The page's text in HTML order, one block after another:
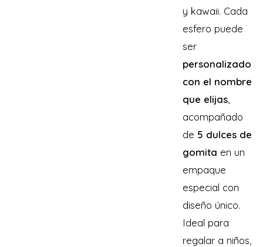
y kawaii. Cada
esfero puede
ser
personalizado
con el nombre
que elijas
acompañado
de 5 dulces de
gomita en un
empaque
especial con
diseño único.
Ideal para
regalar a niños,